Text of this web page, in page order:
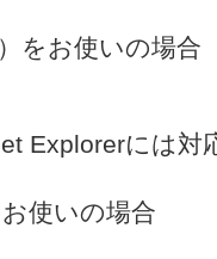
をお使いの場合
Explorerには対
使いの場合